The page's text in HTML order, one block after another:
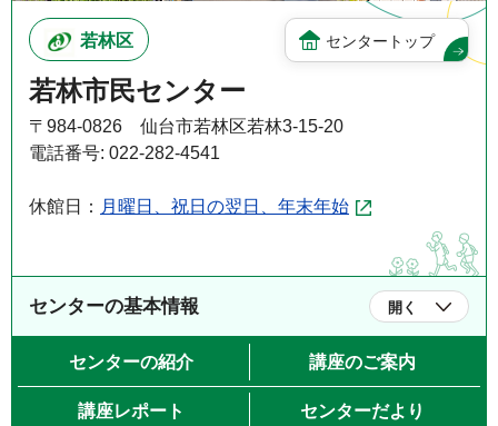
若林区 センタートップ
若林市民センター
〒984-0826 仙台市若林区若林3-15-20
電話番号: 022-282-4541
休館日： 月曜日、祝日の翌日、年末年始
センターの基本情報 開く
センターの紹介 講座のご案内
講座レポート センターだより